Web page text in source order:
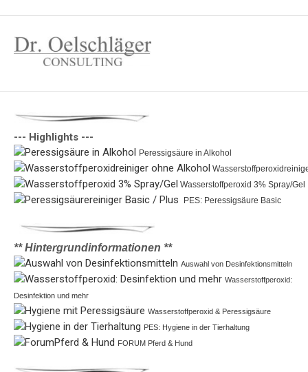
--- Highlights ---
Peressigsäure in Alkohol
Wasserstoffperoxid 3% Spray/Gel
PES: Peressigsäure Basic
** Hintergrundinformationen **
Auswahl von Desinfektionsmitteln
Wasserstoffperoxid:
Desinfektion und mehr
Wasserstoffperoxid & Peressigsäure
PES: Hygiene in der Tierhaltung
FORUM Pferd & Hund